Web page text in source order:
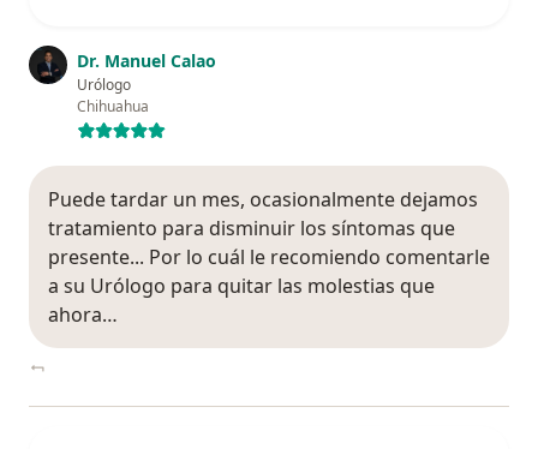
Dr. Manuel Calao
Urólogo
Chihuahua
Puede tardar un mes, ocasionalmente dejamos
tratamiento para disminuir los síntomas que
presente... Por lo cuál le recomiendo comentarle
a su Urólogo para quitar las molestias que
ahora…